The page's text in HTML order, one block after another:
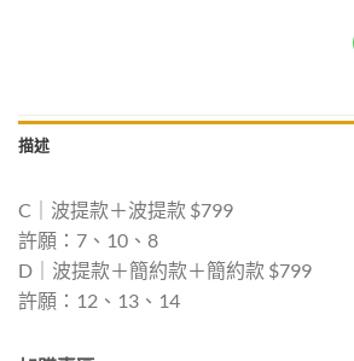
描述
C｜波提款＋波提款 $799
許願：7、10、8
D｜波提款＋簡約款＋簡約款 $799
許願：12、13、14